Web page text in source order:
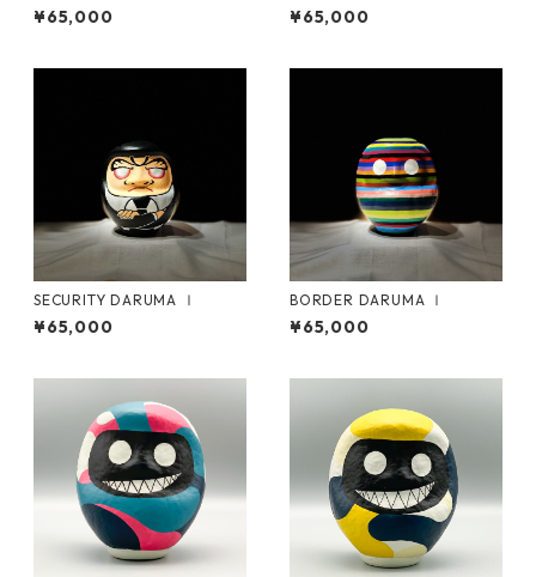
¥65,000 ¥65,000
SECURITY DARUMA Ⅰ
¥65,000
BORDER DARUMA Ⅰ
¥65,000